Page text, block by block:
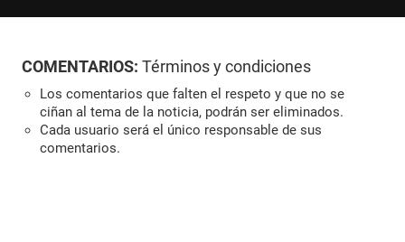
COMENTARIOS: Términos y condiciones
Los comentarios que falten el respeto y que no se
ciñan al tema de la noticia, podrán ser eliminados.
Cada usuario será el único responsable de sus
comentarios.